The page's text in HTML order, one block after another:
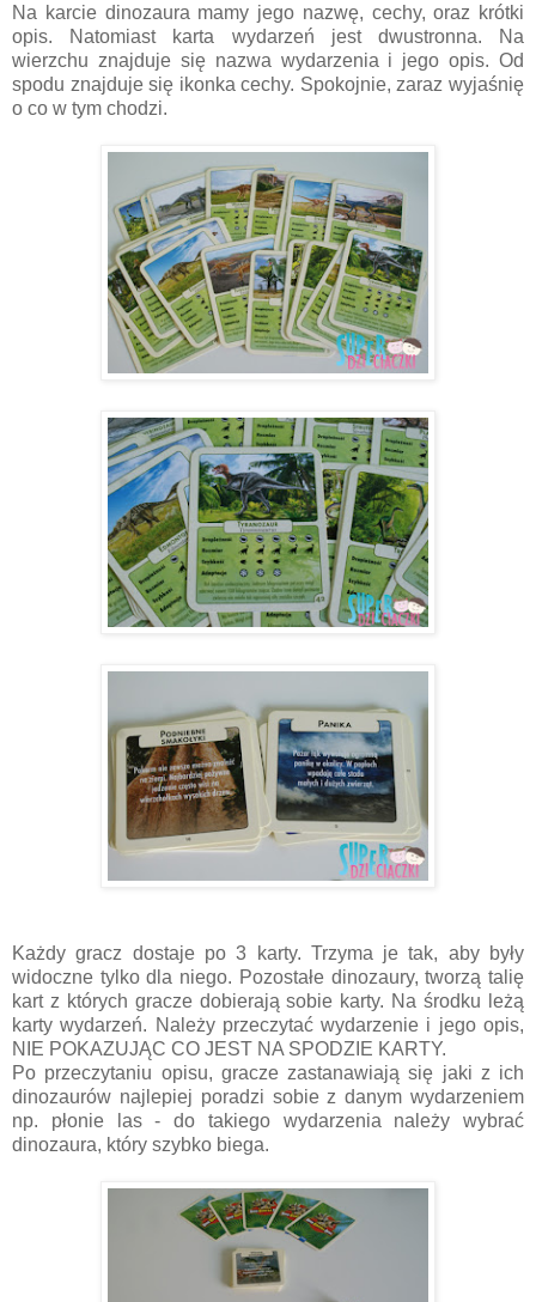
Na karcie dinozaura mamy jego nazwę, cechy, oraz krótki
opis. Natomiast karta wydarzeń jest dwustronna. Na
wierzchu znajduje się nazwa wydarzenia i jego opis. Od
spodu znajduje się ikonka cechy. Spokojnie, zaraz wyjaśnię
o co w tym chodzi.
Każdy gracz dostaje po 3 karty. Trzyma je tak, aby były
widoczne tylko dla niego. Pozostałe dinozaury, tworzą talię
kart z których gracze dobierają sobie karty. Na środku leżą
karty wydarzeń. Należy przeczytać wydarzenie i jego opis,
NIE POKAZUJĄC CO JEST NA SPODZIE KARTY.
Po przeczytaniu opisu, gracze zastanawiają się jaki z ich
dinozaurów najlepiej poradzi sobie z danym wydarzeniem
np. płonie las - do takiego wydarzenia należy wybrać
dinozaura, który szybko biega.